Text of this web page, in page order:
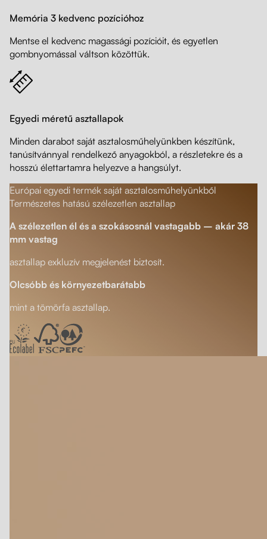
Memória 3 kedvenc pozícióhoz
Mentse el kedvenc magassági pozícióit, és egyetlen
gombnyomással váltson közöttük.
Egyedi méretű asztallapok
Minden darabot saját asztalosműhelyünkben készítünk,
tanúsítvánnyal rendelkező anyagokból, a részletekre és a
hosszú élettartamra helyezve a hangsúlyt.
Európai egyedi termék saját asztalosműhelyünkből
Természetes hatású szélezetlen asztallap
A szélezetlen él és a szokásosnál vastagabb – akár 38
mm vastag
asztallap exkluzív megjelenést biztosít.
Olcsóbb és környezetbarátabb
mint a tömörfa asztallap.